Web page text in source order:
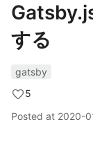
する
gatsby
5
Posted at 2020-